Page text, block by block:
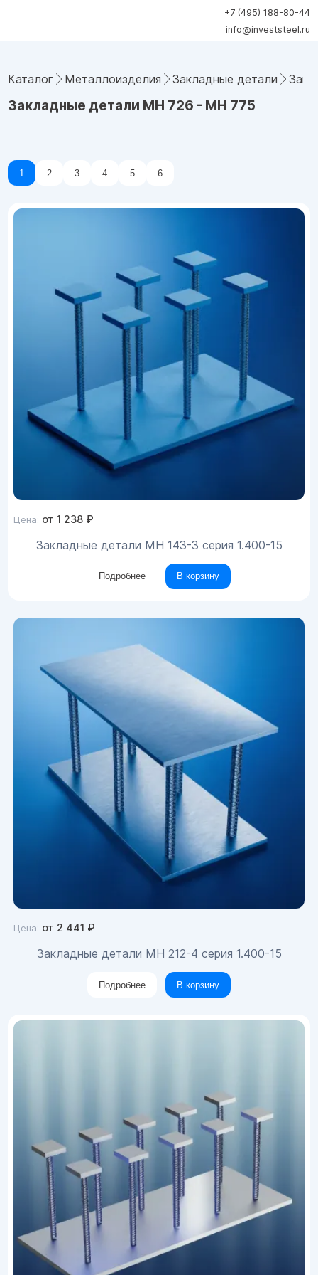
+7 (495) 188-80-44
info@investsteel.ru
Каталог Металлоизделия Закладные детали
Закладные детали МН 726 - МН 775
1 2 3 4 5 6
Цена: от1 238 ₽
Закладные детали МН 143-3 серия 1.400-15
Подробнее В корзину
Цена: от 2 441 ₽
Закладные детали МН 212-4 серия 1.400-15
Подробнее В корзину